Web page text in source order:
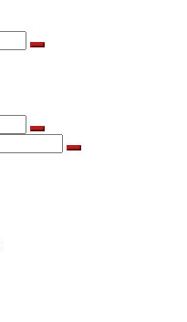
Suchen …
Suchen …
Suchen …